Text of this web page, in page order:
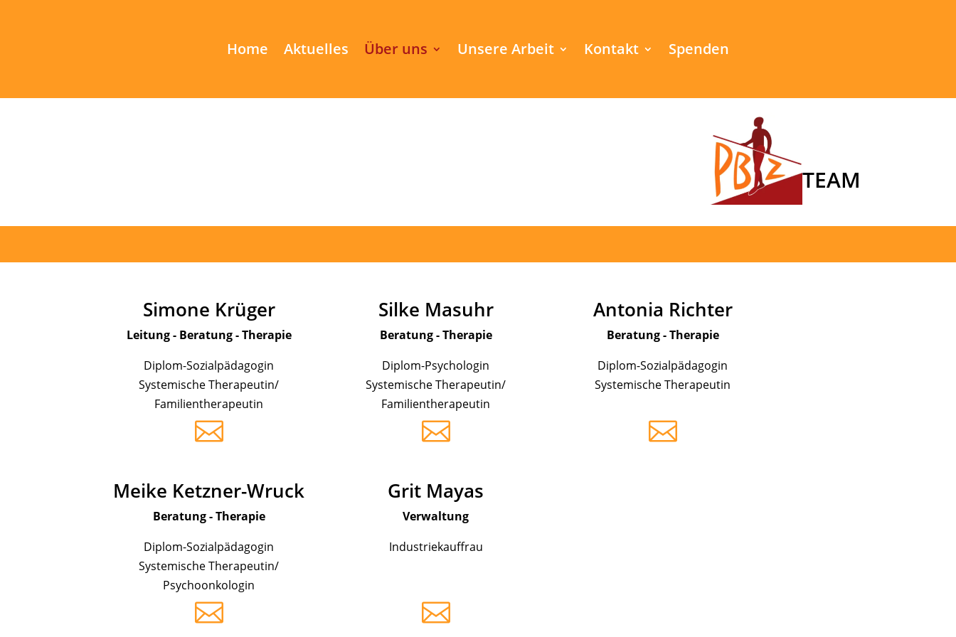
Home Aktuelles Über uns Unsere Arbeit Kontakt Spenden
TEAM
Simone Krüger
Leitung - Beratung - Therapie
Diplom-Sozialpädagogin
Systemische Therapeutin/
Familientherapeutin

Silke Masuhr
Beratung - Therapie
Diplom-Psychologin
Systemische Therapeutin/
Familientherapeutin

Antonia Richter
Beratung - Therapie
Diplom-Sozialpädagogin
Systemische Therapeutin

Meike Ketzner-Wruck
Beratung - Therapie
Diplom-Sozialpädagogin
Systemische Therapeutin/
Psychoonkologin

Grit Mayas
Verwaltung
Industriekauffrau
